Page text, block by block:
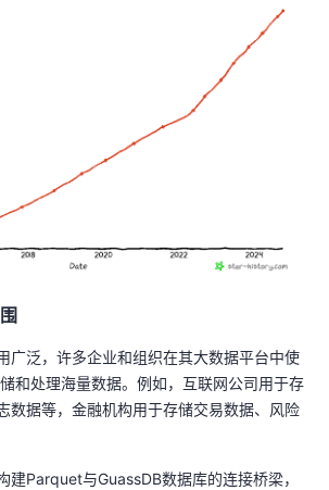
广泛，许多企业和组织在其大数据平台中使
和处理海量数据。例如，互联网公司用于存
数据等，金融机构用于存储交易数据、风险
建Parquet与GuassDB数据库的连接桥梁，